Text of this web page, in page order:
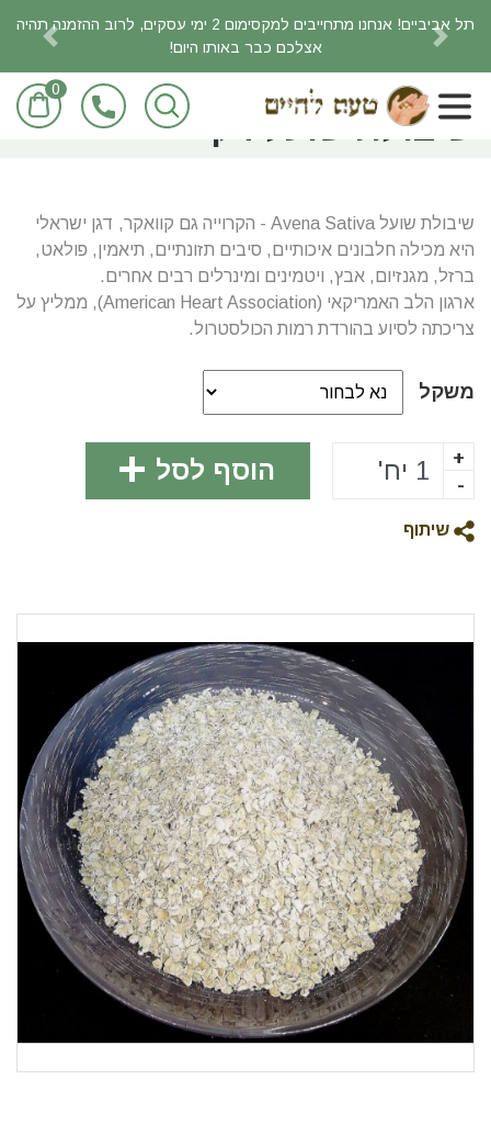
תל אביביים! אנחנו מתחייבים למקסימום 2 ימי עסקים, לרוב ההזמנה תהיה
אצלכם כבר באותו היום!
Next
0 ראשי מוצרי מזון/מכולת
שיבולת שועל דק
שיבולת שועל Avena Sativa - הקרוייה גם קוואקר, דגן ישראלי
היא מכילה חלבונים איכותיים, סיבים תזונתיים, תיאמין, פולאט,
ברזל, מגנזיום, אבץ, ויטמינים ומינרלים רבים אחרים.
ארגון הלב האמריקאי (American Heart Association), ממליץ על
צריכתה לסיוע בהורדת רמות הכולסטרול.
משקל
+
-
הוסף לסל
שיתוף